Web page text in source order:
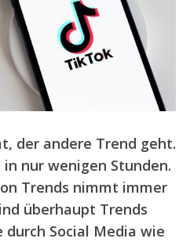
der andere Trend geht.
nur wenigen Stunden.
Trends nimmt immer
überhaupt Trends
Social Media wie